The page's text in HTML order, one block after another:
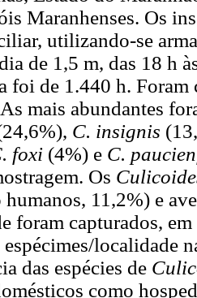
Maranhenses. Os
utilizando-se
de 1,5 m, das 18 h
foi de 1.440 h.
mais abundantes
C. insignis
foxi (4%) e C.
Os
11,2%) e
foram capturados,
localidade
das espécies de
como